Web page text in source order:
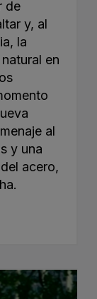
de
y, al
la
en
al
y una
acero,